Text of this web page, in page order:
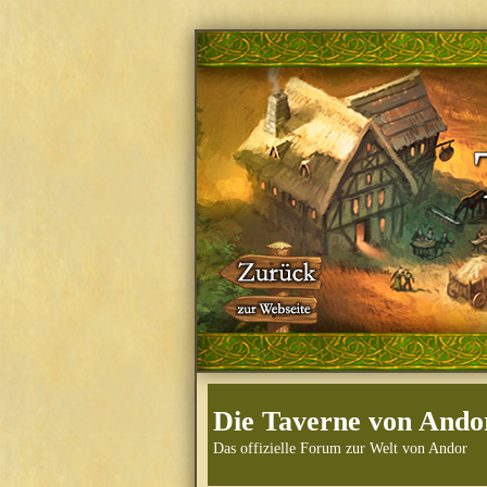
Die Taverne von
Das offizielle Forum zur Welt von Andor